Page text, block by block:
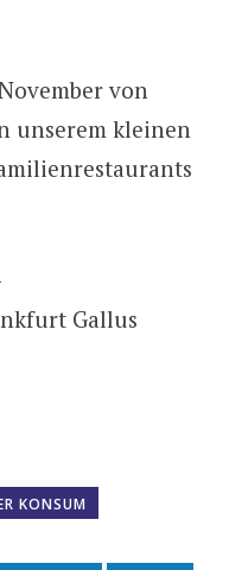
von
unserem kleinen
Gallus
KONSUM